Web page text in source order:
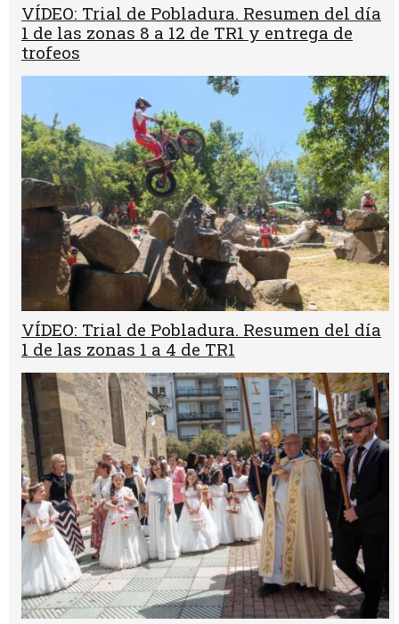
VÍDEO: Trial de Pobladura. Resumen del día
1 de las zonas 8 a 12 de TR1 y entrega de
trofeos
VÍDEO: Trial de Pobladura. Resumen del día
1 de las zonas 1 a 4 de TR1